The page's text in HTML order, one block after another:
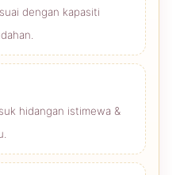
dengan kapasiti
hidangan istimewa &